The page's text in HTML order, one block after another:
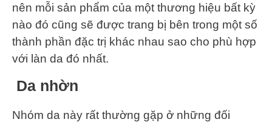
nên mỗi sản phẩm của một thương hiệu bất kỳ
nào đó cũng sẽ được trang bị bên trong một số
thành phần đặc trị khác nhau sao cho phù hợp
với làn da đó nhất.
Da nhờn
Nhóm da này rất thường gặp ở những đối